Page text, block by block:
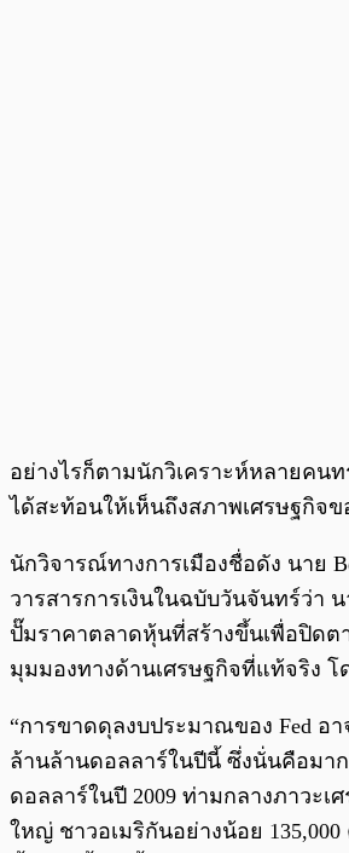
อย่างไรก็ตามนักวิเคราะห์หลายคนท
ได้สะท้อนให้เห็นถึงสภาพเศรษฐกิจ
นักวิจารณ์ทางการเมืองชื่อดัง นาย
วารสารการเงินในฉบับวันจันทร์ว่า
ปั๊มราคาตลาดหุ้นที่สร้างขึ้นเพื่อปิดต
มุมมองทางด้านเศรษฐกิจที่แท้จริง โ
“การขาดดุลงบประมาณของ Fed อ
ล้านล้านดอลลาร์ในปีนี้ ซึ่งนั่นคือมา
ดอลลาร์ในปี 2009 ท่ามกลางภาวะเ
ใหญ่ ชาวอเมริกันอย่างน้อย